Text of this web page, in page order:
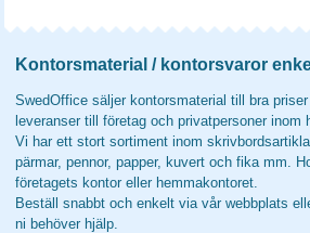
Kontorsmaterial / kontorsvaror
SwedOffice säljer kontorsmaterial till bra
leveranser till företag och privatpersoner inom
Vi har ett stort sortiment inom
pärmar, pennor, papper, kuvert och fika mm.
företagets kontor eller hemmakontoret.
Beställ snabbt och enkelt via vår webbplats
ni behöver hjälp.